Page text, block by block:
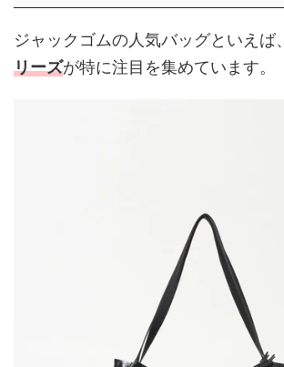
ジャックゴムの人気バッグといえば、
リーズが特に注目を集めています。